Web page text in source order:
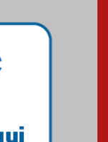
é
Jabuti com
arquitetura